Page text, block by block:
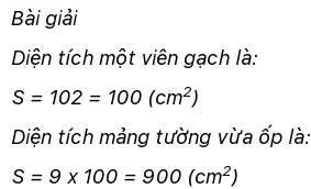
Bài giải
Diện tích một viên gạch là:
S = 102 = 100 (cm2)
Diện tích mảng tường vừa ốp là:
S = 9 x 100 = 900 (cm2)